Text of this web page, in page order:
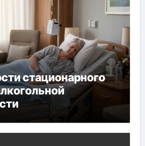
стационарного